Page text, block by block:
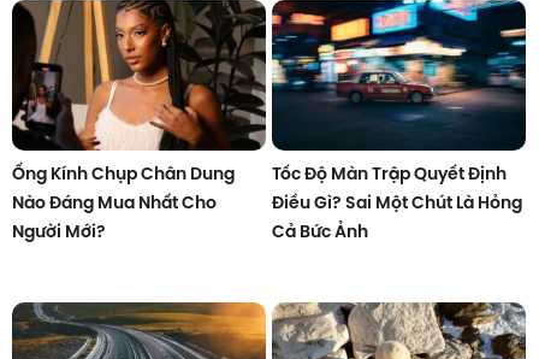
Ống Kính Chụp Chân Dung
Nào Đáng Mua Nhất Cho
Người Mới?
Tốc Độ Màn Trập Quyết Định
Điều Gì? Sai Một Chút Là Hỏng
Cả Bức Ảnh